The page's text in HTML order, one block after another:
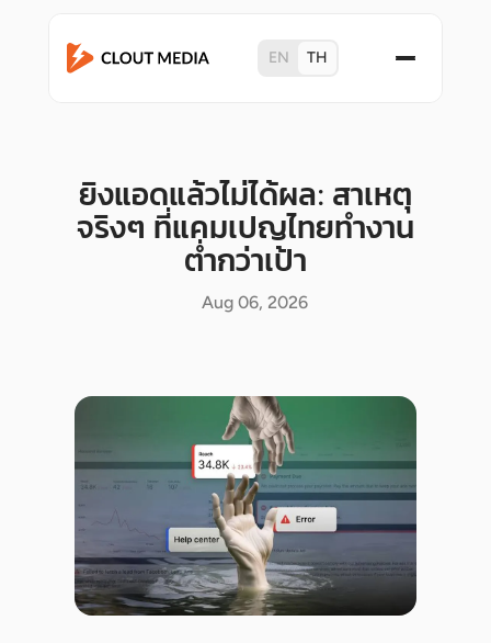
EN TH
ยิงแอดแล้วไม่ได้ผล: สาเหตุ
จริงๆ ที่แคมเปญไทยทำงาน
ต่ำกว่าเป้า
Aug 06, 2026